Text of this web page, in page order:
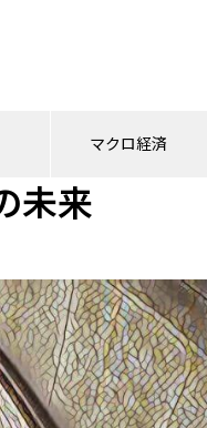
マクロ経済
未来